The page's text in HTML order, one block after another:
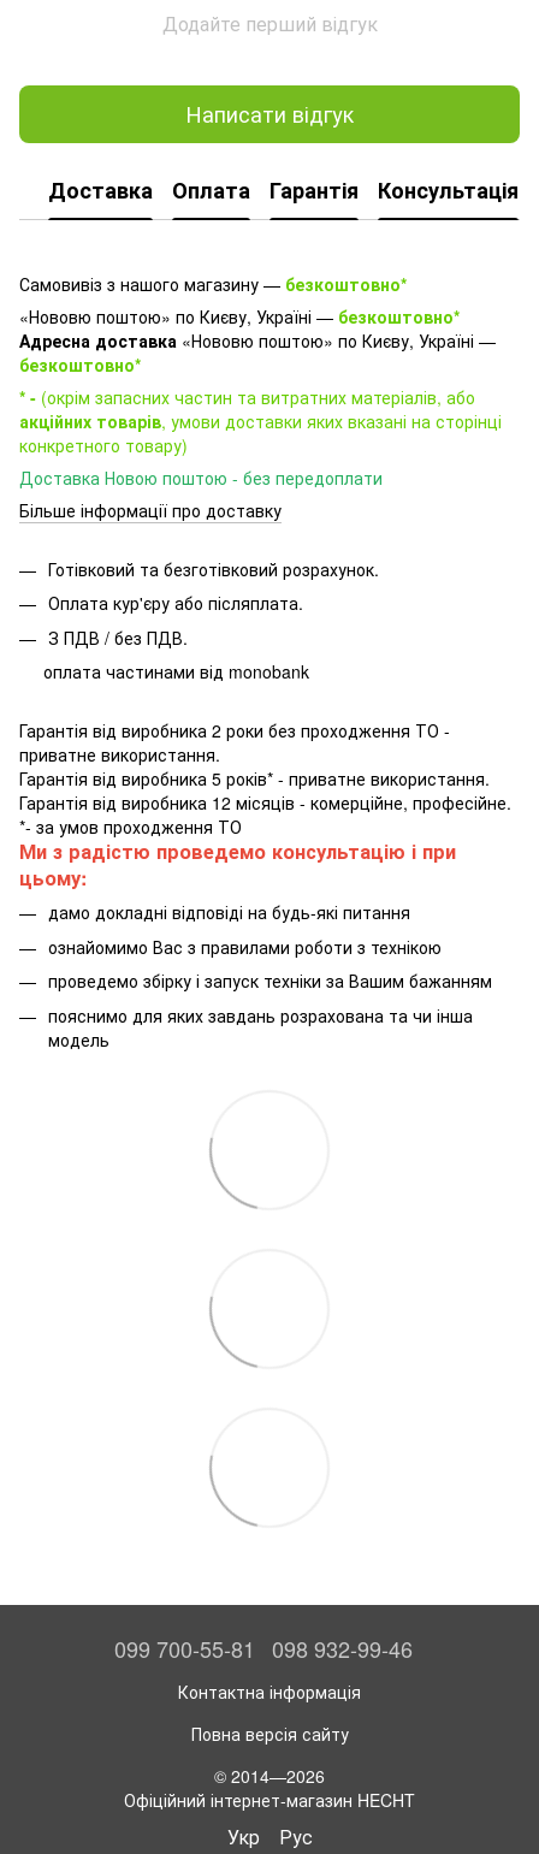
Додайте перший відгук
Написати відгук
Доставка Оплата Гарантія Консультація
Самовивіз з нашого магазину — безкоштовно*
«Нововю поштою» по Києву, Україні — безкоштовно*
Адресна доставка «Нововю поштою» по Києву, Україні —
безкоштовно*
* - (окрім запасних частин та витратних матеріалів, або
акційних товарів, умови доставки яких вказані на сторінці
конкретного товару)
Доставка Новою поштою - без передоплати
Більше інформації про доставку
Готівковий та безготівковий розрахунок.
Оплата кур'єру або післяплата.
З ПДВ / без ПДВ.
оплата частинами від monobank
Гарантія від виробника 2 роки без проходження ТО -
приватне використання.
Гарантія від виробника 5 років* - приватне використання.
Гарантія від виробника 12 місяців - комерційне, професійне.
*- за умов проходження ТО
Ми з радістю проведемо консультацію і при
цьому:
дамо докладні відповіді на будь-які питання
ознайомимо Вас з правилами роботи з технікою
проведемо збірку і запуск техніки за Вашим бажанням
пояснимо для яких завдань розрахована та чи інша
модель
099 700-55-81 098 932-99-46
Контактна інформація
Повна версія сайту
© 2014—2026
Офіційний інтернет-магазин HECHT
Укр Рус